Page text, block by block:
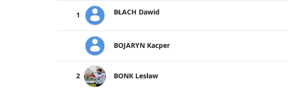
1 BŁACH Dawid
BOJARYN Kacper
2 BONK Lesław